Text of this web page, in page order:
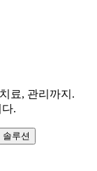
료, 관리까지.
.
솔루션